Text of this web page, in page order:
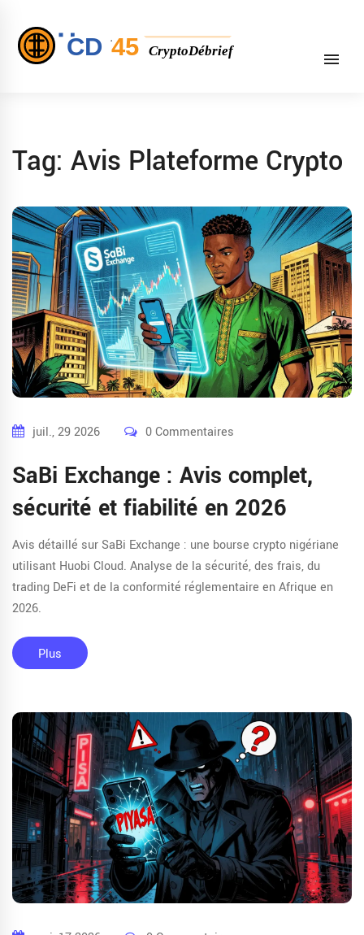
Tag: Avis Plateforme Crypto
juil., 29 2026 0 Commentaires
SaBi Exchange : Avis complet,
sécurité et fiabilité en 2026
Avis détaillé sur SaBi Exchange : une bourse crypto nigériane
utilisant Huobi Cloud. Analyse de la sécurité, des frais, du
trading DeFi et de la conformité réglementaire en Afrique en
2026.
Plus